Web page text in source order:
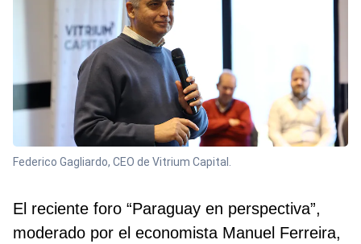
Federico Gagliardo, CEO de Vitrium Capital.
El reciente foro “Paraguay en perspectiva”,
moderado por el economista Manuel Ferreira,